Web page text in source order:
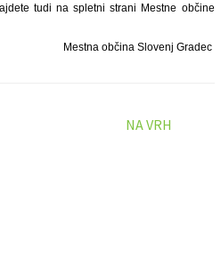
tudi na spletni strani Mestne občine
Mestna občina Slovenj Gradec
NA VRH